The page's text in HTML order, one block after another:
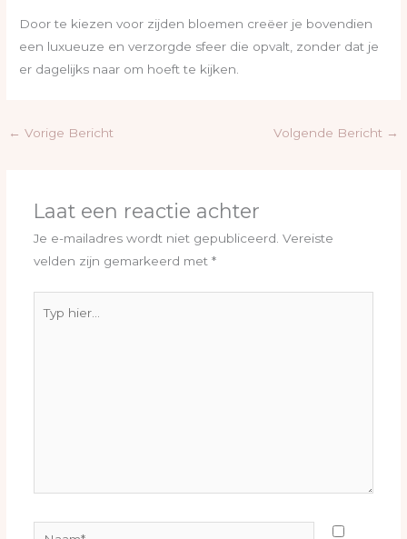
Door te kiezen voor zijden bloemen creëer je bovendien
een luxueuze en verzorgde sfeer die opvalt, zonder dat je
er dagelijks naar om hoeft te kijken.
← Vorige Bericht Volgende Bericht →
Laat een reactie achter
Je e-mailadres wordt niet gepubliceerd. Vereiste
velden zijn gemarkeerd met *
hier...